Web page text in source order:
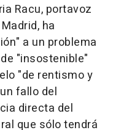
Racu, portavoz
ha
a un problema
"insostenible"
"de rentismo y
fallo del
directa del
que sólo tendrá